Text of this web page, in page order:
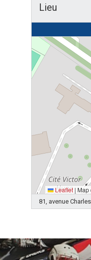
Lieu
Leaflet | Map
81, avenue